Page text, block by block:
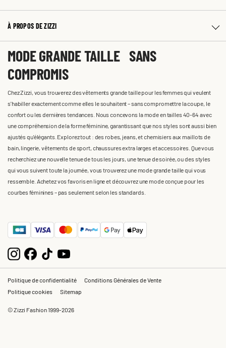
À PROPOS DE ZIZZI
MODE GRANDE TAILLE SANS
COMPROMIS
Chez Zizzi, vous trouverez des vêtements grande taille pour les femmes qui veulent
s'habiller exactement comme elles le souhaitent – sans compromettre la coupe, le
confort ou les dernières tendances. Nous concevons la mode en tailles 40-64 avec
une compréhension de la forme féminine, garantissant que nos styles sont aussi bien
ajustés qu'élégants. Explorez tout : des robes, jeans, et chemisiers aux maillots de
bain, lingerie, vêtements de sport, chaussures extra larges et accessoires. Que vous
recherchiez une nouvelle tenue de tous les jours, une tenue de soirée, ou des styles
qui vous suivent toute la journée, vous trouverez une mode grande taille qui vous
ressemble. Achetez vos favoris en ligne et découvrez une mode conçue pour les
courbes féminines – pas seulement selon les standards.
Politique de confidentialité
Conditions Générales de Vente
Politique cookies
Sitemap
© Zizzi Fashion 1999-2026